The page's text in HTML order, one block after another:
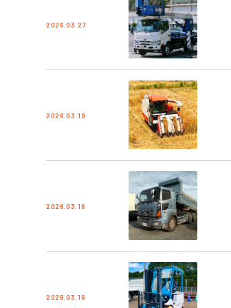
2026.03.27
2026.03.19
2026.03.16
2026.03.16